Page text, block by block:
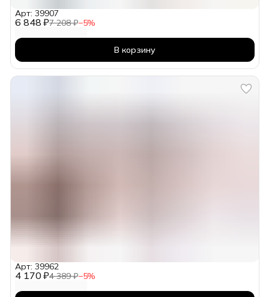
6 848 ₽7 208 ₽−5%
Арт: 39907
В корзину
4 170 ₽4 389 ₽−5%
Арт: 39962